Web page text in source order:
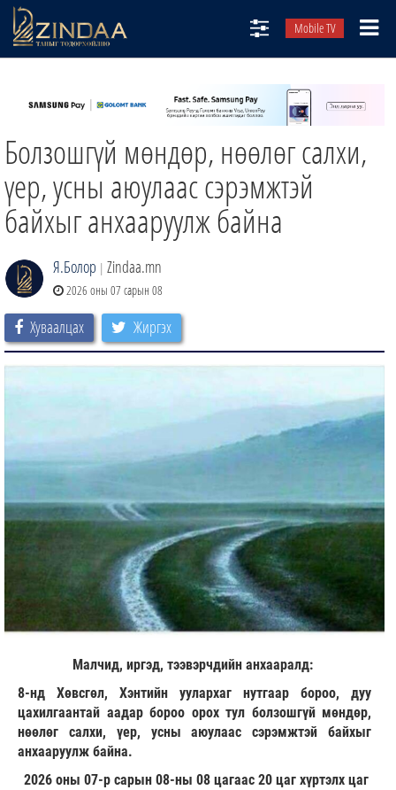
Mobile TV
ТВ8
ӨГЛӨӨНИЙ СОНИН
ЗИНДАА СЭТГҮҮЛ
Болзошгүй мөндөр, нөөлөг салхи,
үер, усны аюулаас сэрэмжтэй
байхыг анхааруулж байна
Я.Болор | Zindaa.mn
2026 оны 07 сарын 08
Хуваалцах Жиргэх
Малчид, иргэд, тээвэрчдийн анхааралд:
8-нд Хөвсгөл, Хэнтийн уулархаг нутгаар бороо, дуу
цахилгаантай аадар бороо орох тул болзошгүй мөндөр,
нөөлөг салхи, үер, усны аюулаас сэрэмжтэй байхыг
анхааруулж байна.
2026 оны 07-р сарын 08-ны 08 цагаас 20 цаг хүртэлх цаг